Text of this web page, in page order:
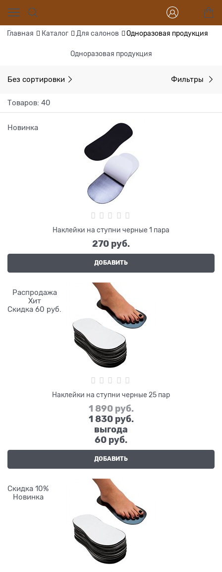
Главная Каталог Для салонов Одноразовая продукция
Одноразовая продукция
Без сортировки Фильтры
Товаров: 40
Новинка
Наклейки на ступни черные 1 пара
270 руб.
ДОБАВИТЬ
Распродажа
Хит
Скидка 60 руб.
Наклейки на ступни черные 25 пар
1 890 руб.
1 830 руб.
выгода
60 руб.
ДОБАВИТЬ
Скидка 10%
Новинка